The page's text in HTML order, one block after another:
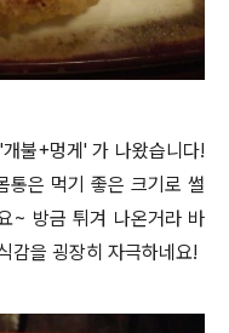
불+멍게' 가 나왔습니다!
통은 먹기 좋은 크기로 썰
~ 방금 튀겨 나온거라 바
감을 굉장히 자극하네요!